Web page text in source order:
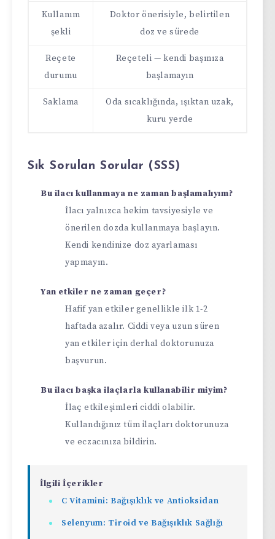
Kullanım
şekli
Doktor önerisiyle, belirtilen
doz ve sürede
Reçete
durumu
Reçeteli — kendi başınıza
başlamayın
Saklama
Oda sıcaklığında, ışıktan uzak,
kuru yerde
Sık Sorulan Sorular (SSS)
Bu ilacı kullanmaya ne zaman başlamalıyım?
İlacı yalnızca hekim tavsiyesiyle ve
önerilen dozda kullanmaya başlayın.
Kendi kendinize doz ayarlaması
yapmayın.
Yan etkiler ne zaman geçer?
Hafif yan etkiler genellikle ilk 1-2
haftada azalır. Ciddi veya uzun süren
yan etkiler için derhal doktorunuza
başvurun.
Bu ilacı başka ilaçlarla kullanabilir miyim?
İlaç etkileşimleri ciddi olabilir.
Kullandığınız tüm ilaçları doktorunuza
ve eczacınıza bildirin.
İlgili İçerikler
C Vitamini: Bağışıklık ve Antioksidan
Selenyum: Tiroid ve Bağışıklık Sağlığı